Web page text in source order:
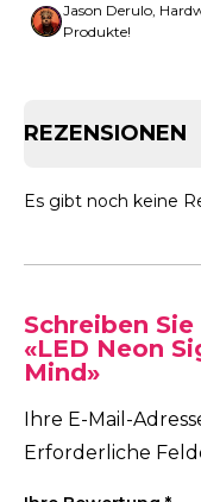
Jason Derulo,
Produkte!
REZENSIONEN
Es gibt noch keine
Schreiben
«LED Neon
Mind»
Ihre E-Mail-
Erforderliche